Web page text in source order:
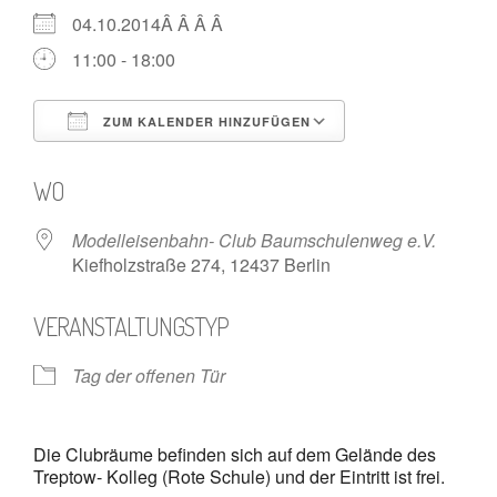
04.10.2014Â Â Â Â
11:00 - 18:00
ZUM KALENDER HINZUFÜGEN
WO
Modelleisenbahn- Club Baumschulenweg e.V.
Kiefholzstraße 274, 12437 Berlin
VERANSTALTUNGSTYP
Tag der offenen Tür
Die Clubräume befinden sich auf dem Gelände des
Treptow- Kolleg (Rote Schule) und der Eintritt ist frei.